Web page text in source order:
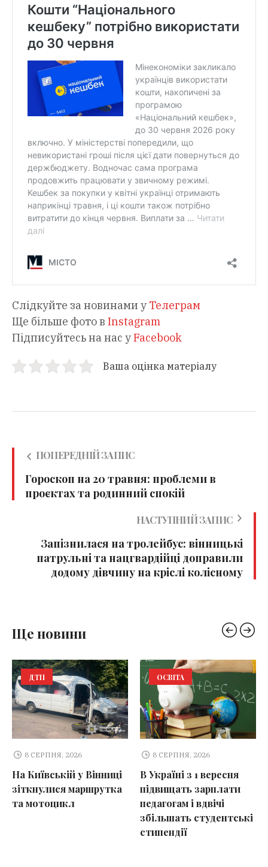
Слідкуйте за новинами у Телеграм
Ще більше фото в Instagram
Підписуйтесь на нас уFacebook
Ваша оцінка матеріалу
ПОПЕРЕДНІЙ ЗАПИС
Гороскоп на 20 травня: проблеми в
проєктах та родинний спокій
НАСТУПНИЙ ЗАПИС
Запізнилася на тролейбус: вінницькі
патрульні та нацгвардійці доправили
додому дівчину на кріслі колісному
Ще новини
ДТП
8 СЕРПНЯ, 2026
На Київській у Вінниці
зіткнулися маршрутка
та мотоцикл
ОСВІТА
8 СЕРПНЯ, 2026
В Україні з 1 вересня
підвищать зарплати
педагогам і вдвічі
збільшать студентські
стипендії